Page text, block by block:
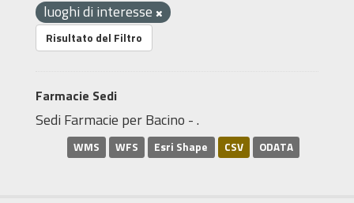
luoghi di interesse
Risultato del Filtro
Farmacie Sedi
Sedi Farmacie per Bacino - .
WMS WFS Esri Shape CSV ODATA